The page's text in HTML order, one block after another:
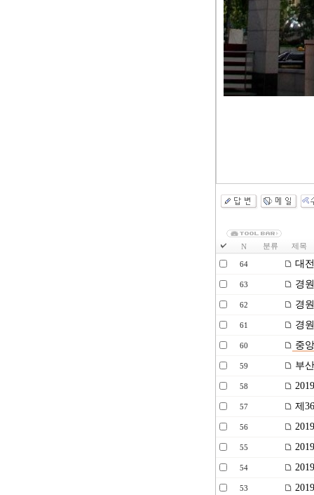
N 분류 제목
64 대
63 경
62 경
61 경
60 중
59 부
58
57 제
56
55
54
53